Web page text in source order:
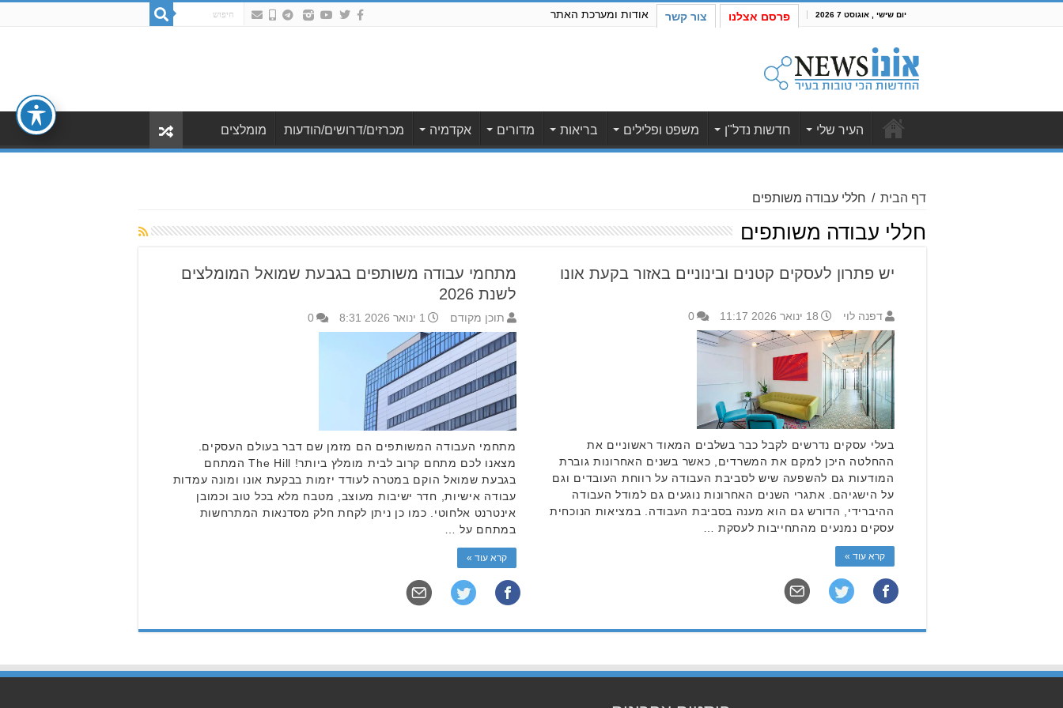
יום שישי , אוגוסט 7 2026 פרסם אצלנו צור קשר אודות ומערכת האתר
העיר שלי חדשות נדל"ן משפט ופלילים בריאות מדורים אקדמיה מכרזים/דרושים/הודעות מומלצים
דף הבית / חללי עבודה משותפים
חללי עבודה משותפים
יש פתרון לעסקים קטנים ובינוניים באזור בקעת אונו
דפנה לוי 18 ינואר 2026 11:17 0
בעלי עסקים נדרשים לקבל כבר בשלבים המאוד ראשוניים את
ההחלטה היכן למקם את המשרדים, כאשר בשנים האחרונות גוברת
המודעות גם להשפעה שיש לסביבת העבודה על רווחת העובדים וגם
על הישגיהם. אתגרי השנים האחרונות נוגעים גם למודל העבודה
ההיברידי, הדורש גם הוא מענה בסביבת העבודה. במציאות הנוכחית
עסקים נמנעים מהתחייבות לעסקת …
קרא עוד »
מתחמי עבודה משותפים בגבעת שמואל המומלצים
לשנת 2026
תוכן מקודם 1 ינואר 2026 8:31 0
מתחמי העבודה המשותפים הם מזמן שם דבר בעולם העסקים.
מצאנו לכם מתחם קרוב לבית מומלץ ביותר! The Hill המתחם
בגבעת שמואל הוקם במטרה לעודד יזמות בבקעת אונו ומונה עמדות
עבודה אישיות, חדר ישיבות מעוצב, מטבח מלא בכל טוב וכמובן
אינטרנט אלחוטי. כמו כן ניתן לקחת חלק מסדנאות המתרחשות
במתחם על …
קרא עוד »